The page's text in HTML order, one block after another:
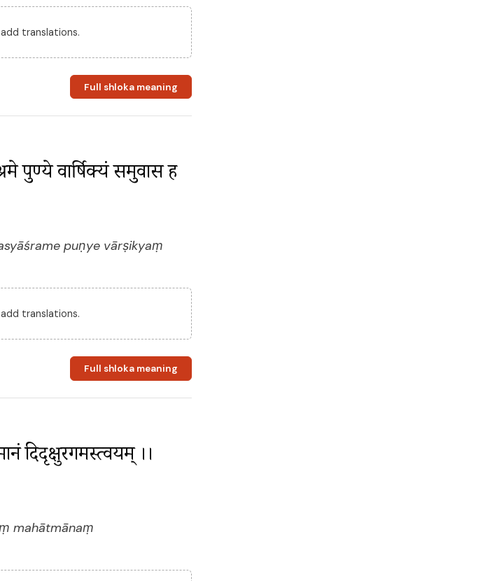
translations.
Full shloka meaning
पुण्ये वार्षिक्यं समुवास ह
puṇye vārṣikyaṃ
translations.
Full shloka meaning
दिदृक्षुरगमस्त्वयम् ।।
mahātmānaṃ